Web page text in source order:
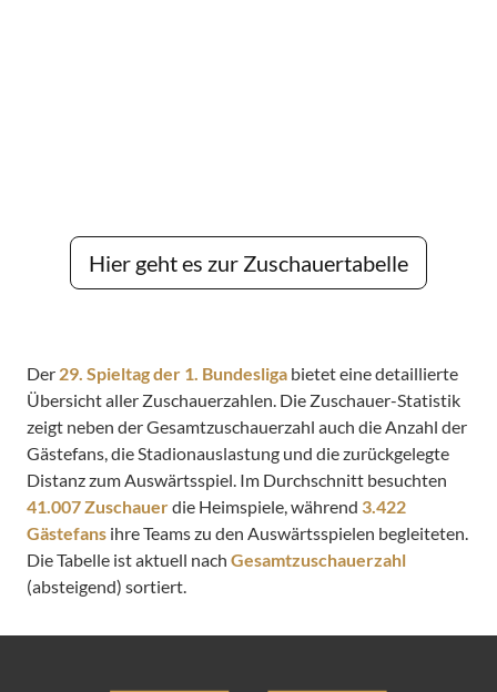
Hier geht es zur Zuschauertabelle
Der 29. Spieltag der 1. Bundesliga bietet eine detaillierte
Übersicht aller Zuschauerzahlen. Die Zuschauer-Statistik
zeigt neben der Gesamtzuschauerzahl auch die Anzahl der
Gästefans, die Stadionauslastung und die zurückgelegte
Distanz zum Auswärtsspiel. Im Durchschnitt besuchten
41.007 Zuschauerdie Heimspiele, während 3.422
Gästefans ihre Teams zu den Auswärtsspielen begleiteten.
Die Tabelle ist aktuell nach Gesamtzuschauerzahl
(absteigend) sortiert.